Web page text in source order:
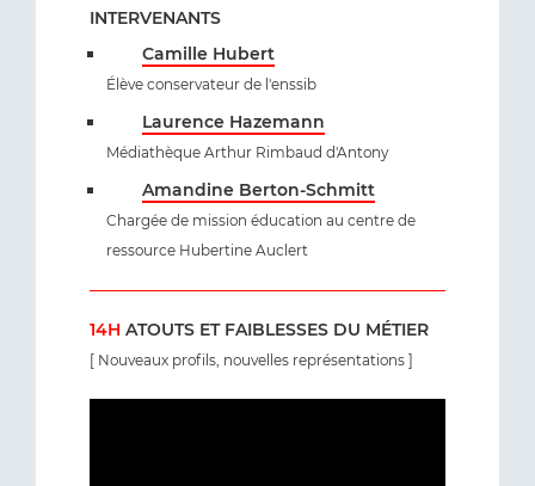
INTERVENANTS
Camille Hubert
Élève conservateur de l'enssib
Laurence Hazemann
Médiathèque Arthur Rimbaud d'Antony
Amandine Berton-Schmitt
Chargée de mission éducation au centre de
ressource Hubertine Auclert
14H ATOUTS ET FAIBLESSES DU MÉTIER
[ Nouveaux profils, nouvelles représentations ]